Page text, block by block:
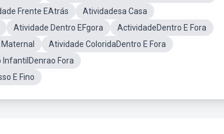
Frente EAtrás
Atividadesa Casa
Atividade Dentro EFgora
ActividadeDentro E Fora
Atividade ColoridaDentro E Fora
Fora
E Fino